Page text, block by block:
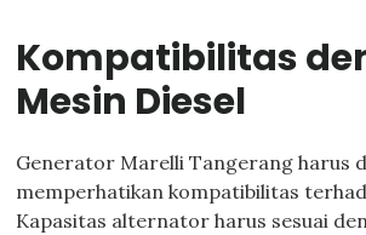
Kompatibilitas
Mesin Diesel
Generator Marelli Tangerang harus
memperhatikan kompatibilitas
Kapasitas alternator harus sesuai